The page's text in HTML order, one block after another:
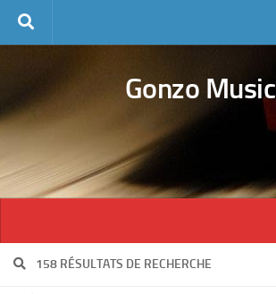
Skip to content
Gonzo Music
158 RÉSULTATS DE RECHERCHE